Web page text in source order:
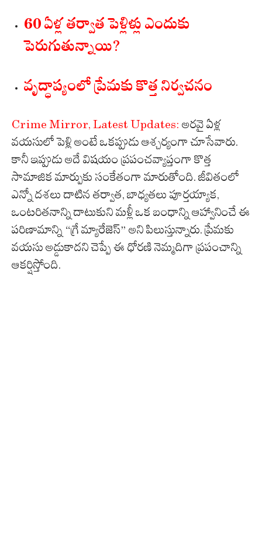
60 ఏళ్ల తర్వాత పెళ్లిళ్లు ఎందుకు
పెరుగుతున్నాయి?
వృద్ధాప్యంలో ప్రేమకు కొత్త నిర్వచనం
Crime Mirror, Latest Updates: అరవై ఏళ్ల
వయసులో పెళ్లి అంటే ఒకప్పుడు ఆశ్చర్యంగా చూసేవారు.
కానీ ఇప్పుడు అదే విషయం ప్రపంచవ్యాప్తంగా కొత్త
సామాజిక మార్పుకు సంకేతంగా మారుతోంది. జీవితంలో
ఎన్నో దశలు దాటిన తర్వాత, బాధ్యతలు పూర్తయ్యాక,
ఒంటరితనాన్ని దాటుకుని మళ్లీ ఒక బంధాన్ని ఆహ్వానించే ఈ
పరిణామాన్ని “గ్రే మ్యారేజెస్” అని పిలుస్తున్నారు. ప్రేమకు
వయసు అడ్డుకాదని చెప్పే ఈ ధోరణి నెమ్మదిగా ప్రపంచాన్ని
ఆకర్షిస్తోంది.